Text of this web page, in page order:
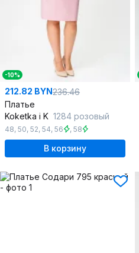
-10%
212.82 BYN236.46
Платье
Koketka i K 1284 розовый
48, 50, 52, 54, 56 , 58
В корзину